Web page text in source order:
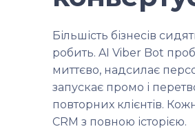
Більшість бізнесів
робить. AI Viber Bot
миттєво, надсилає
запускає промо і
повторних клієнтів.
CRM з повною історією.